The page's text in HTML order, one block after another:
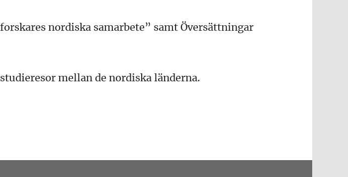
nordiska samarbete” samt Översättningar
mellan de nordiska länderna.